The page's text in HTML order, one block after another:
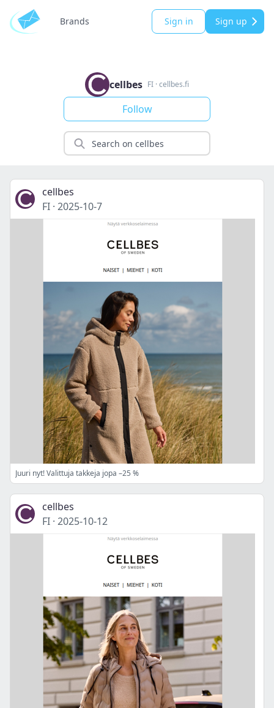
Brands Sign in Sign up
cellbes FI ·cellbes.fi
Follow
cellbes
FI · 2025-10-7
Juuri nyt! Valittuja takkeja jopa –25 %
cellbes
FI · 2025-10-12